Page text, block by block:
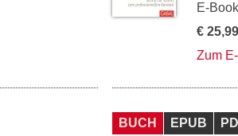
E-
€
Zum
BUCH EPUB